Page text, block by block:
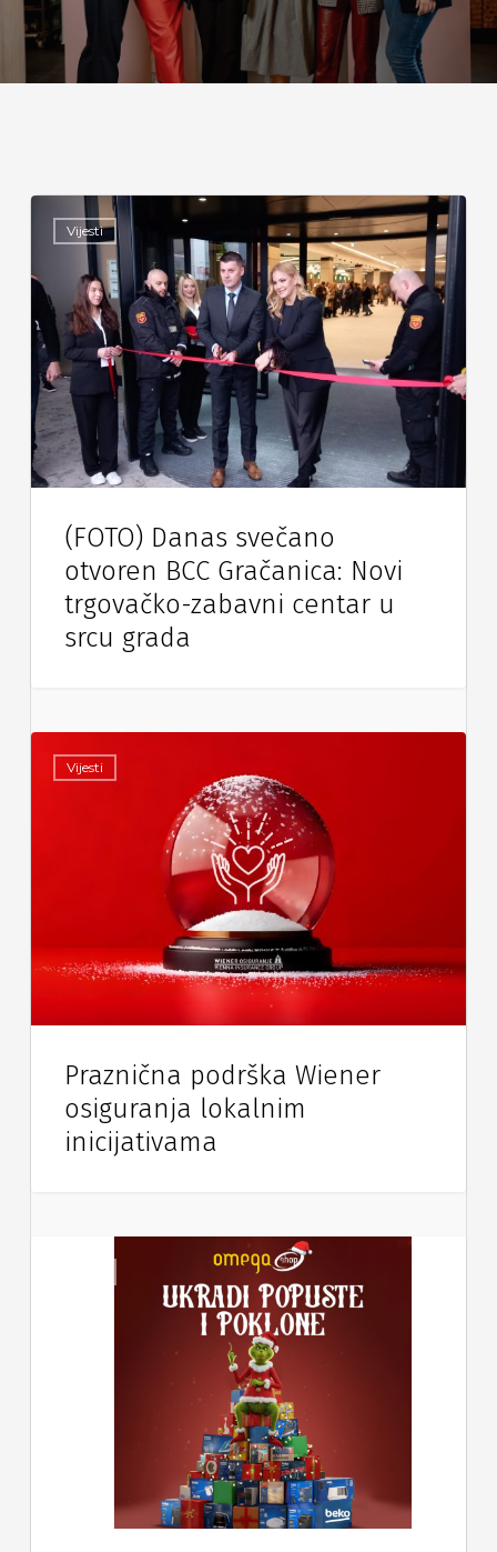
Vijesti
(FOTO) Danas svečano
otvoren BCC Gračanica: Novi
trgovačko-zabavni centar u
srcu grada
Vijesti
Praznična podrška Wiener
osiguranja lokalnim
inicijativama